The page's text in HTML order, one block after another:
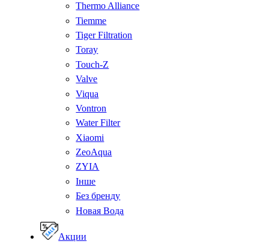
Thermo Alliance
Tiemme
Tiger Filtration
Toray
Touch-Z
Valve
Viqua
Vontron
Water Filter
Xiaomi
ZeoAqua
ZYIA
Інше
Без бренду
Новая Вода
Акции